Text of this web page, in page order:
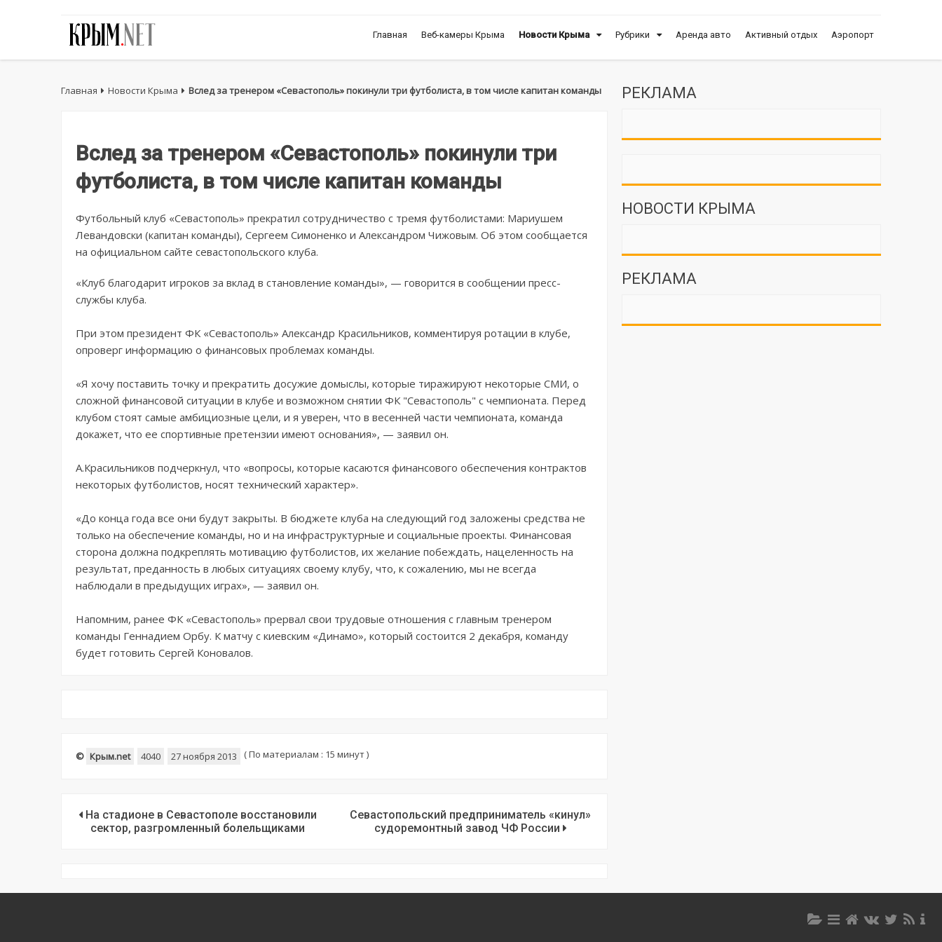
Главная Веб-камеры Крыма Новости Крыма Рубрики Аренда авто Активный отдых Аэропорт
Главная Новости Крыма Вслед за тренером «Севастополь» покинули три футболиста, в том числе капитан команды
Вслед за тренером «Севастополь» покинули три
футболиста, в том числе капитан команды
Футбольный клуб «Севастополь» прекратил сотрудничество с тремя футболистами: Мариушем
Левандовски (капитан команды), Сергеем Симоненко и Александром Чижовым. Об этом сообщается
на официальном сайте севастопольского клуба.
«Клуб благодарит игроков за вклад в становление команды», — говорится в сообщении пресс-
службы клуба.
При этом президент ФК «Севастополь» Александр Красильников, комментируя ротации в клубе,
опроверг информацию о финансовых проблемах команды.
«Я хочу поставить точку и прекратить досужие домыслы, которые тиражируют некоторые СМИ, о
сложной финансовой ситуации в клубе и возможном снятии ФК "Севастополь" с чемпионата. Перед
клубом стоят самые амбициозные цели, и я уверен, что в весенней части чемпионата, команда
докажет, что ее спортивные претензии имеют основания», — заявил он.
А.Красильников подчеркнул, что «вопросы, которые касаются финансового обеспечения контрактов
некоторых футболистов, носят технический характер».
«До конца года все они будут закрыты. В бюджете клуба на следующий год заложены средства не
только на обеспечение команды, но и на инфраструктурные и социальные проекты. Финансовая
сторона должна подкреплять мотивацию футболистов, их желание побеждать, нацеленность на
результат, преданность в любых ситуациях своему клубу, что, к сожалению, мы не всегда
наблюдали в предыдущих играх», — заявил он.
Напомним, ранее ФК «Севастополь» прервал свои трудовые отношения с главным тренером
команды Геннадием Орбу. К матчу с киевским «Динамо», который состоится 2 декабря, команду
будет готовить Сергей Коновалов.
© Крым.net 4040 27 ноября 2013 (По материалам : 15 минут )
На стадионе в Севастополе восстановили
сектор, разгромленный болельщиками
Севастопольский предприниматель «кинул»
судоремонтный завод ЧФ России
РЕКЛАМА
НОВОСТИ КРЫМА
РЕКЛАМА